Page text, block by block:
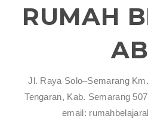
RUMAH
Jl. Raya Solo–Semarang
Tengaran, Kab. Semarang
email: